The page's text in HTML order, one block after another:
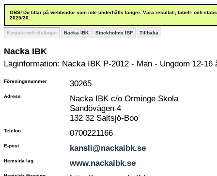
OBS! Du tittar på webbsidor som inte underhålls längre. Våra resultat-, tabell- och
2025/26.
Kontakt och tävlingar Nacka IBK Stockholms IBF Tillbaka
Nacka IBK
Laginformation: Nacka IBK P-2012 - Man - Ungdom 12-16
Föreningsnummer 30265
Adress
Nacka IBK c/o Orminge Skola
Sandövägen 4
132 32 Saltsjö-Boo
Telefon 0700221166
E-post kansli@nackaibk.se
Hemsida lag www.nackaibk.se